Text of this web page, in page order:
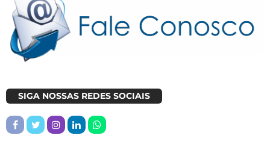
SIGA NOSSAS REDES SOCIAIS